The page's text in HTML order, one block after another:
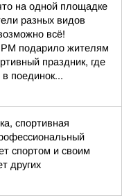
на одной площадке
разных видов
всё!
РМ подарило жителям
праздник, где
поединок...
спортивная
спортом и своим
других